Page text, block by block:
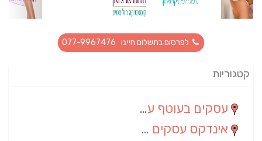
לפרסום בתשלום חייגו 077-9967476
קטגוריות
עסקים בעוטף עזה
אינדקס עסקים מרחבי